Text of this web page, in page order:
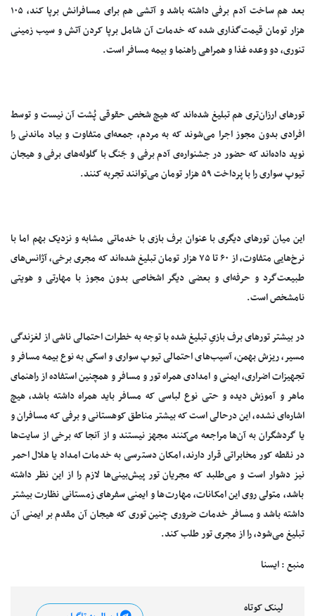
بعد هم ساخت آدم برفی داشته باشد و آتشی هم برای مسافرانش برپا کند، ۱۰۵
هزار تومان قیمت‌گذاری شده که خدمات آن شامل برپا کردن آتش و سیب زمینی
تنوری، دو وعده غذا و همراهی راهنما و بیمه مسافر است.
تورهای ارزان‌تری هم تبلیغ شده‌اند که هیچ شخص حقوقی پُشت آن نیست و توسط
افرادی بدون مجوز اجرا می‌شوند که به مردم، جمعه‌ای متفاوت و بیاد ماندنی را
نوید داده‌اند که حضور در جشنواره‌ی آدم برفی و جَنگ با گلوله‌های برفی و هیجان
تیوپ سواری را با پرداخت ۵۹ هزار تومان می‌توانند تجربه کنند.
این میان تورهای دیگری با عنوان برف بازی با خدماتی مشابه و نزدیک بهم اما با
نرخ‌هایی متفاوت، از ۶۰ تا ۷۵ هزار تومان تبلیغ شده‌اند که مجری برخی، آژانس‌های
طبیعت‌گرد و حرفه‌ای و بعضی دیگر اشخاصی بدون مجوز با مهارتی و هویتی
نامشخص است.
در بیشتر تورهای برف بازیِ تبلیغ شده با توجه به خطرات احتمالی ناشی از لغزندگی
مسیر، ریزش بهمن، آسیب‌های احتمالی تیوپ سواری و اسکی به نوع بیمه مسافر و
تجهیزات اضراری، ایمنی و امدادی همراه تور و مسافر و همچنین استفاده از راهنمای
ماهر و آموزش دیده و حتی نوع لباسی که مسافر باید همراه داشته باشد، هیچ
اشاره‌ای نشده، این درحالی است که بیشتر مناطق کوهستانی و برفی که مسافران و
یا گردشگران به آن‌ها مراجعه می‌کنند مجهز نیستند و از آنجا که برخی از سایت‌ها
در نقطه کور مخابراتی قرار دارند، امکان دسترسی به خدمات امداد یا هلال احمر
نیز دشوار است و می‌طلبد که مجریان تور پیش‌بینی‌ها لازم را از این نظر داشته
باشد، متولی روی این امکانات، مهارت‌ها و ایمنی سفرهای زمستانی نظارت بیشتر
داشته باشد و مسافر خدمات ضروری چنین توری که هیجان آن مقدم بر ایمنی آن
تبلیغ می‌شود، را از مجری تور طلب کند.
منبع : ایسنا
لینک کوتاه